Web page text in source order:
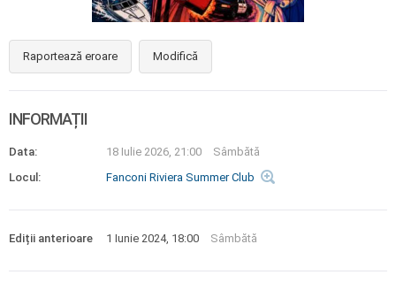
Raportează eroare Modifică
INFORMAȚII
Data: 18 Iulie 2026, 21:00
Sâmbătă
Locul:
Fanconi Riviera Summer Club
Ediții anterioare 1 Iunie 2024, 18:00 Sâmbătă